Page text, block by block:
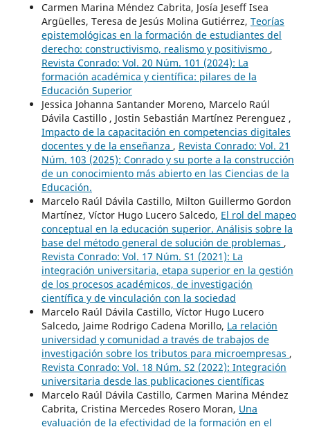
Carmen Marina Méndez Cabrita, Josía Jeseff Isea
Argüelles, Teresa de Jesús Molina Gutiérrez, Teorías
epistemológicas en la formación de estudiantes del
derecho: constructivismo, realismo y positivismo ,
Revista Conrado: Vol. 20 Núm. 101 (2024): La
formación académica y científica: pilares de la
Educación Superior
Jessica Johanna Santander Moreno, Marcelo Raúl
Dávila Castillo , Jostin Sebastián Martínez Perenguez ,
Impacto de la capacitación en competencias digitales
docentes y de la enseñanza , Revista Conrado: Vol. 21
Núm. 103 (2025): Conrado y su porte a la construcción
de un conocimiento más abierto en las Ciencias de la
Educación.
Marcelo Raúl Dávila Castillo, Milton Guillermo Gordon
Martínez, Víctor Hugo Lucero Salcedo, El rol del mapeo
conceptual en la educación superior. Análisis sobre la
base del método general de solución de problemas ,
Revista Conrado: Vol. 17 Núm. S1 (2021): La
integración universitaria, etapa superior en la gestión
de los procesos académicos, de investigación
científica y de vinculación con la sociedad
Marcelo Raúl Dávila Castillo, Víctor Hugo Lucero
Salcedo, Jaime Rodrigo Cadena Morillo, La relación
universidad y comunidad a través de trabajos de
investigación sobre los tributos para microempresas ,
Revista Conrado: Vol. 18 Núm. S2 (2022): Integración
universitaria desde las publicaciones científicas
Marcelo Raúl Dávila Castillo, Carmen Marina Méndez
Cabrita, Cristina Mercedes Rosero Moran, Una
evaluación de la efectividad de la formación en el